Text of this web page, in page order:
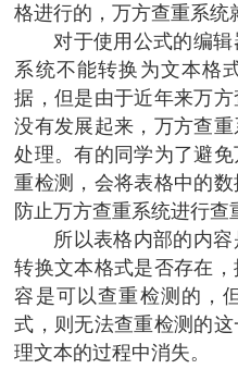
格进行的，万方查重系统
对于使用公式的编
系统不能转换为文本格
据，但是由于近年来万
没有发展起来，万方查
处理。有的同学为了避
重检测，会将表格中的
防止万方查重系统进行查
所以表格内部的内
转换文本格式是否存在
容是可以查重检测的，
式，则无法查重检测的
理文本的过程中消失。